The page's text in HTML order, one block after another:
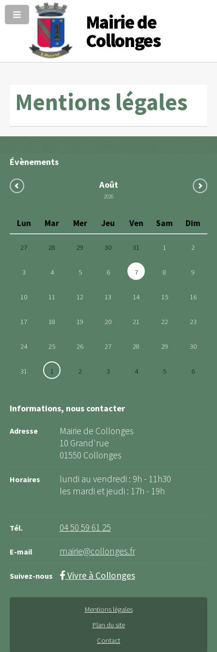
Mairie de
Collonges
Mentions légales
Évènements
Août
2026
Lun Mar Mer Jeu Ven Sam Dim
27 28 29 30 31 1 2
3 4 5 6 7 8 9
10 11 12 13 14 15 16
17 18 19 20 21 22 23
24 25 26 27 28 29 30
31 1 2 3 4 5 6
Informations, nous contacter
Adresse
Mairie de Collonges
10 Grand'rue
01550 Collonges
Horaires
lundi au vendredi : 9h - 11h30
les mardi et jeudi : 17h - 19h
Tél. 04 50 59 61 25
E-mail mairie@collonges.fr
Suivez-nous Vivre à Collonges
Mentions légales
Plan du site
Contact